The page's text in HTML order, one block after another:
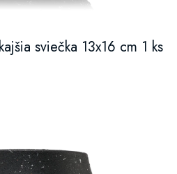
sviečka 13x16 cm 1 ks